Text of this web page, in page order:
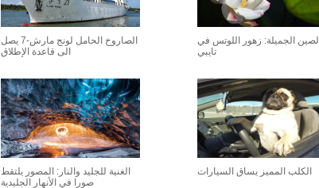
الصين الجميلة: زهور اللوتس في
تايبي
الصاروخ الحامل لونج مارش-7 يصل
الى قاعدة الإطلاق
الكلب المميز يساق السيارات
الغنية للجليد والنار: المصور يلتقط
صورا في الأنهار الجليدية